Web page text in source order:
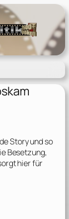
Story und so
Besetzung,
hier für